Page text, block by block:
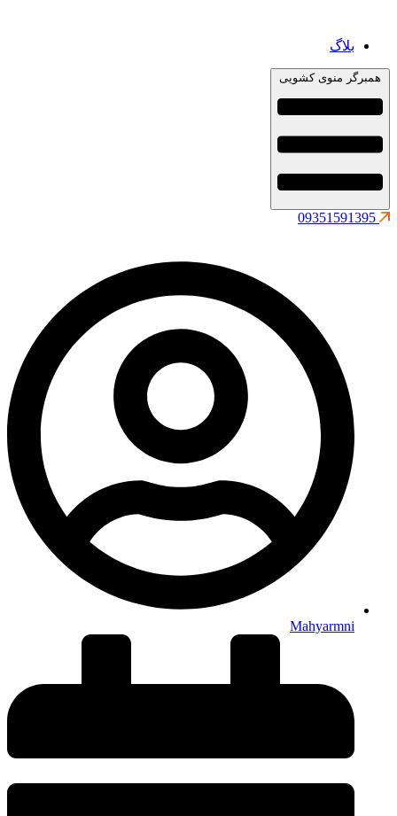
بلاگ
همبرگر منوی کشویی
09351591395
Mahyarmni